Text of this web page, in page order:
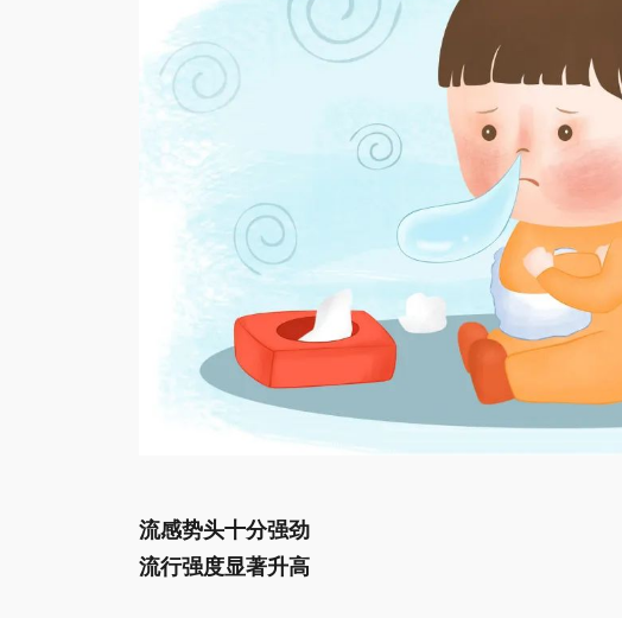
流感势头十分强劲
流行强度显著升高